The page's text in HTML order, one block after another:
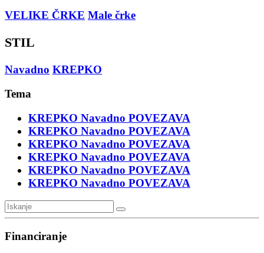
VELIKE ČRKE Male črke
STIL
Navadno KREPKO
Tema
KREPKO Navadno POVEZAVA
KREPKO Navadno POVEZAVA
KREPKO Navadno POVEZAVA
KREPKO Navadno POVEZAVA
KREPKO Navadno POVEZAVA
KREPKO Navadno POVEZAVA
Financiranje